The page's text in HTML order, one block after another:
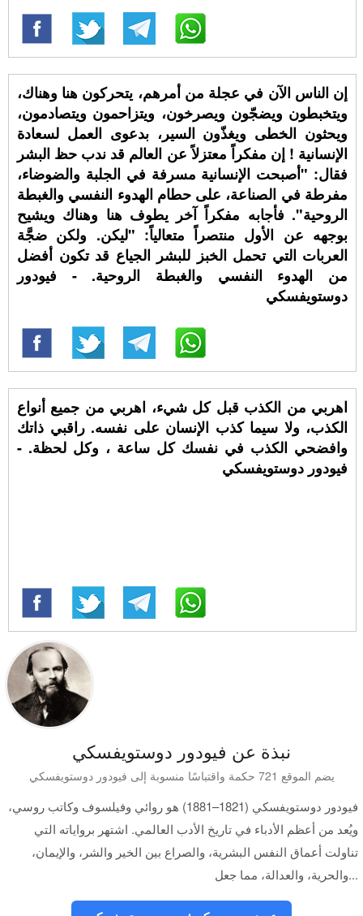
إن الناس الآن في عجلة من أمرهم، يتحركون هنا وهناك،
ويتخبطون ويضجّون ويصرخون، ويتزاحمون ويتصادمون،
ويحثون الخطى ويغذّون السير، بدعوى العمل لسعادة
الإنسانية ! إن مفكراً معتزلاً عن العالم قد ندب حظ البشر
فقال: "أصبحت الإنسانية مسرفة في الجلبة والضوضاء،
مفرطة في الصناعة، على حطام الهدوء النفسي والغبطة
الروحية". فأجابه مفكراً آخر يطوف هنا وهناك ويشيح
بوجهه عن الأول منتصراً متعالياً: "ليكن. ولكن ضجَّة
العربات التي تحمل الخبز للبشر الجياع قد تكون أفضل
من الهدوء النفسي والغبطة الروحية. - فيودور
دوستويفسكي
اهربي من الكذب قبل كل شيء، اهربي من جميع أنواع
الكذب، ولا سيما كذب الإنسان على نفسه. راقبي ذاتك
وافضحي الكذب في نفسك كل ساعة ، وكل لحظة. -
فيودور دوستويفسكي
نبذة عن فيودور دوستويفسكي
يضم الموقع 721 حكمة واقتباسًا منسوبة إلى فيودور دوستويفسكي
فيودور دوستويفسكي (1821–1881) هو روائي وفيلسوف وكاتب روسي،
ويُعد من أعظم الأدباء في تاريخ الأدب العالمي. اشتهر برواياته التي
تناولت أعماق النفس البشرية، والصراع بين الخير والشر، والإيمان،
والحرية، والعدالة، مما جعل...